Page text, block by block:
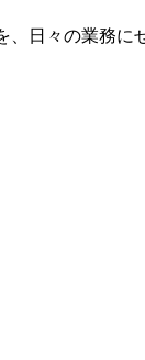
日々の業務に